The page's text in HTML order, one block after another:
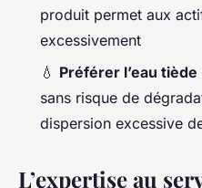
produit permet aux
excessivement
💧 Préférer l’eau tiède
sans risque de
dispersion excessive
L’expertise au